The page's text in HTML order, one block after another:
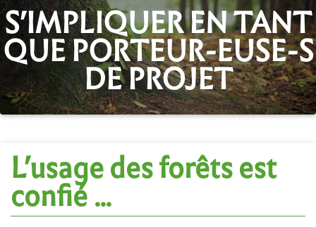
S’IMPLIQUER EN TANT
QUE PORTEUR-EUSE-S
DE PROJET
L’usage des forêts est
confié ...